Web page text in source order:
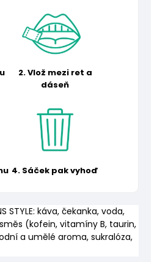
2. Vlož mezi ret a
dáseň
4. Sáček pak vyhoď
STYLE: káva, čekanka, voda,
(kofein, vitamíny B, taurin,
a umělé aroma, sukralóza,